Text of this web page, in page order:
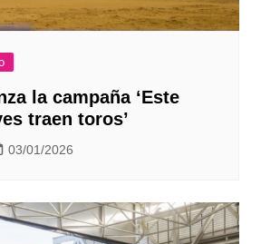
la campaña ‘Este
traen toros’
03/01/2026